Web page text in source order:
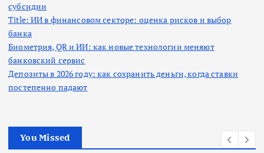
субсидии
Title: ИИ в финансовом секторе: оценка рисков и выбор
банка
Биометрия, QR и ИИ: как новые технологии меняют
банковский сервис
Депозиты в 2026 году: как сохранить деньги, когда ставки
постепенно падают
You Missed